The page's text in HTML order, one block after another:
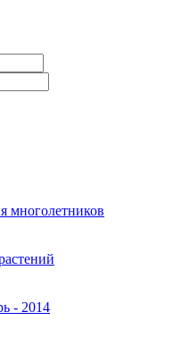
многолетников
- 2014